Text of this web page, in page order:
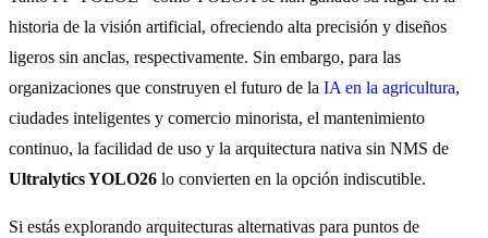
historia de la visión artificial, ofreciendo alta precisión y diseños
ligeros sin anclas, respectivamente. Sin embargo, para las
organizaciones que construyen el futuro de la IA en la agricultura,
ciudades inteligentes y comercio minorista, el mantenimiento
continuo, la facilidad de uso y la arquitectura nativa sin NMS de
Ultralytics YOLO26 lo convierten en la opción indiscutible.
Si estás explorando arquitecturas alternativas para puntos de